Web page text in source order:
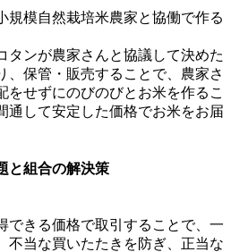
規模自然栽培米農家と協働で作る
タンが農家さんと協議して決めた
、保管・販売することで、農家さ
をせずにのびのびとお米を作るこ
通して安定した価格でお米をお届
と組合の解決策
できる価格で取引することで、一
不当な買いたたきを防ぎ、正当な